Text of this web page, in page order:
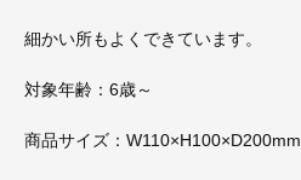
細かい所もよくできています。
対象年齢：6歳～
商品サイズ：W110×H100×D200mm